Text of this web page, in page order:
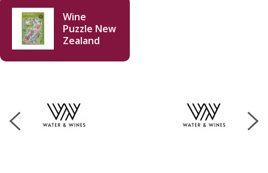
Wine
Puzzle New
Zealand